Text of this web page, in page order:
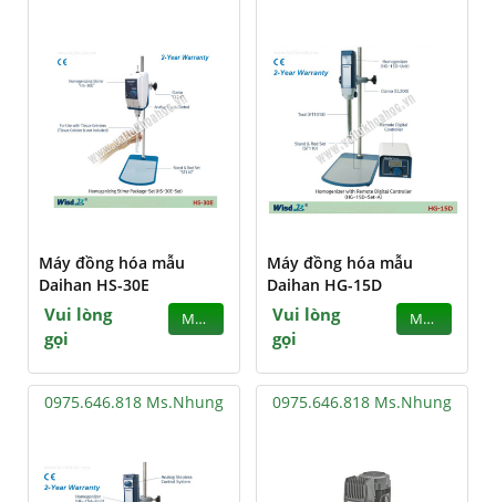
Máy đồng hóa mẫu
Daihan HS-30E
Vui lòng
gọi
MUA
Máy đồng hóa mẫu
Daihan HG-15D
Vui lòng
gọi
MUA
0975.646.818 Ms.Nhung 0975.646.818 Ms.Nhung